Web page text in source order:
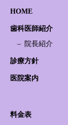
HOME
歯科医師紹介
院長紹介
診療方針
医院案内
料金表